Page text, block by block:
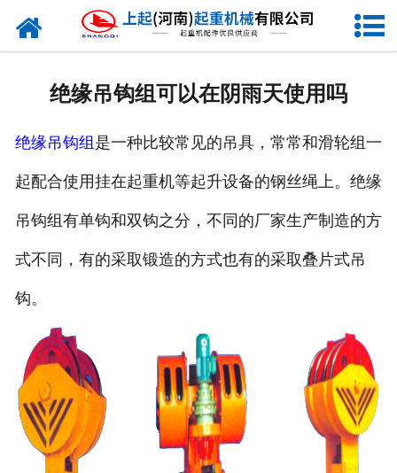
网站首页
资质证书
绝缘吊钩组可以在阴雨天使用吗
绝缘吊钩组 是一种比较常见的吊具，常常和滑轮组一
起配合使用挂在起重机等起升设备的钢丝绳上。绝缘
吊钩组有单钩和双钩之分，不同的厂家生产制造的方
式不同，有的采取锻造的方式也有的采取叠片式吊
钩。